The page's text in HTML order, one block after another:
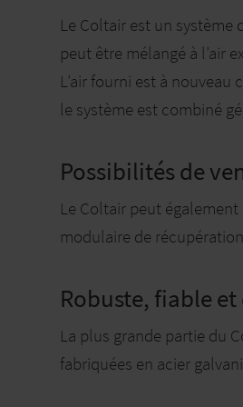
Le Coltair est un système
peut être mélangé à l’air
L’air fourni est à
le système est combiné
Possibilités de
Le Coltair peut
modulaire de
Robuste, fiable
La plus grande partie du
fabriquées en acier